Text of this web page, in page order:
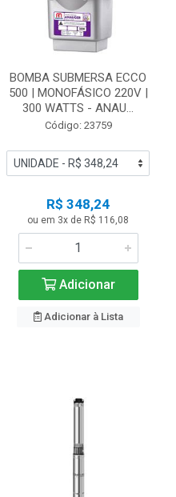
BOMBA SUBMERSA ECCO
500 | MONOFÁSICO 220V |
300 WATTS - ANAU...
Código: 23759
R$ 348,24
ou em 3x de R$ 116,08
Adicionar
Adicionar à Lista